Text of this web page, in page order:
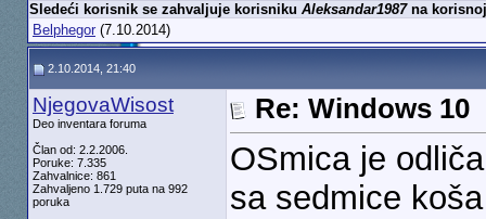
Sledeći korisnik se zahvaljuje korisniku Aleksandar1987na
Belphegor(7.10.2014)
2.10.2014, 21:40
NjegovaWisost
Deo inventara foruma
Član od: 2.2.2006.
Poruke: 7.335
Zahvalnice: 861
Zahvaljeno 1.729 puta na 992
poruka
Re: Windows 10
OSmica je
sa sedmice